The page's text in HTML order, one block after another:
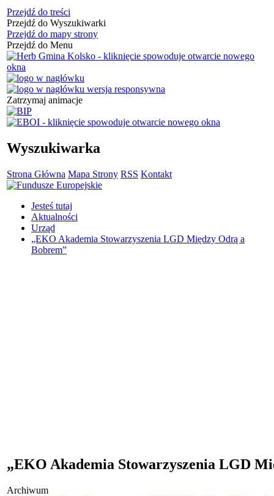
Przejdź do treści
Przejdź do Wyszukiwarki
Przejdź do mapy strony
Przejdź do Menu
Zatrzymaj animacje
Wyszukiwarka
Strona Główna Mapa Strony RSS Kontakt
Jesteś tutaj
Aktualności
Urząd
„EKO Akademia Stowarzyszenia LGD Między Odrą a
Bobrem”
„EKO Akademia Stowarzyszenia LGD
Archiwum